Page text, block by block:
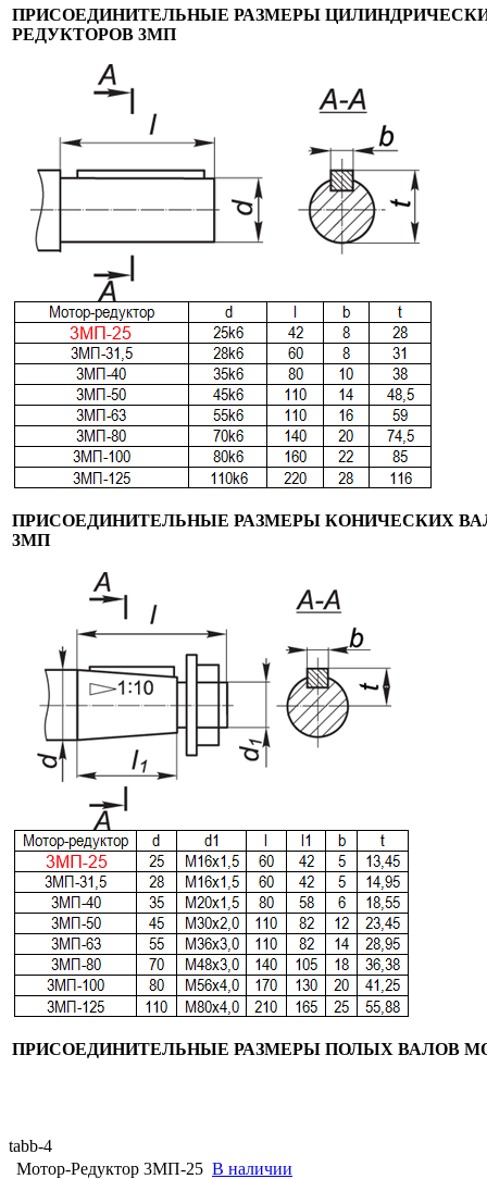
ПРИСОЕДИНИТЕЛЬНЫЕ РАЗМЕРЫ
РЕДУКТОРОВ 3МП
ПРИСОЕДИНИТЕЛЬНЫЕ РАЗМЕРЫ КОНИЧЕСКИХ
3МП
ПРИСОЕДИНИТЕЛЬНЫЕ РАЗМЕРЫ ПОЛЫХ ВАЛОВ
tabb-4
Мотор-Редуктор 3МП-25 В наличии